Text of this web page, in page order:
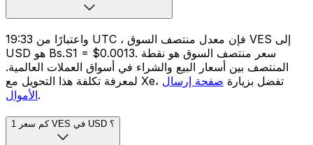
واعتبارًا من 19:33 UTC ، فإن معدل منتصف السوق VES إلى
USD هو Bs.S1 = $0.0013. سعر منتصف السوق هو نقطة
المنتصف بين أسعار البيع والشراء في أسواق العملات العالمية.
لمعرفة تكلفة هذا التحويل مع Xe، تفضل بزيارة صفحة إرسال
الأموال.
كم سعر 1 VES في USD ؟